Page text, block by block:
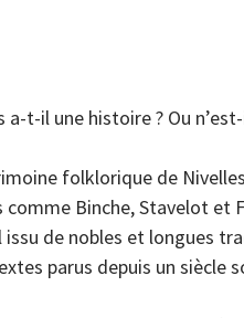
a-t-il une histoire ? Ou
folklorique de
comme Binche, Stavelot et
issu de nobles et longues
parus depuis un siècle